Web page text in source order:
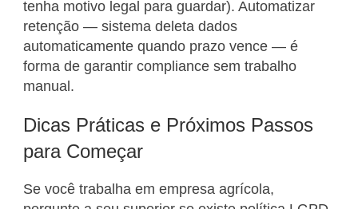
tenha motivo legal para guardar). Automatizar
retenção — sistema deleta dados
automaticamente quando prazo vence — é
forma de garantir compliance sem trabalho
manual.
Dicas Práticas e Próximos Passos
para Começar
Se você trabalha em empresa agrícola,